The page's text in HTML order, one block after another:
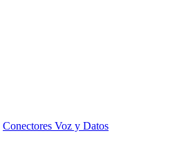
Conectores Voz y Datos